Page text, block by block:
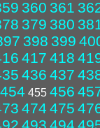
360 361
379 380
398 399
417 418
436 437
454 455 456
474 475